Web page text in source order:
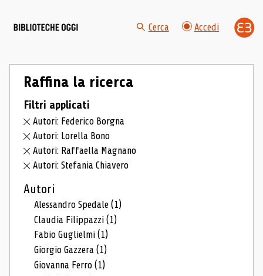
Cerca Accedi
Raffina la ricerca
Filtri applicati
Autori: Federico Borgna
Autori: Lorella Bono
Autori: Raffaella Magnano
Autori: Stefania Chiavero
Autori
Alessandro Spedale(1)
Claudia Filippazzi(1)
Fabio Guglielmi(1)
Giorgio Gazzera(1)
Giovanna Ferro(1)